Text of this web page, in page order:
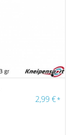
2,99€*